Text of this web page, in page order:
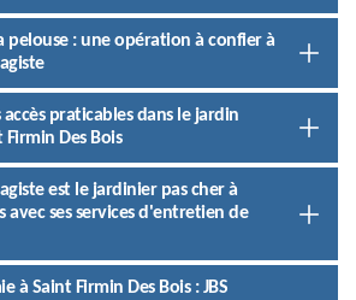
pelouse : une opération à confier à
praticables dans le jardin
Des Bois
est le jardinier pas cher à
avec ses services d'entretien de
à Saint Firmin Des Bois : JBS